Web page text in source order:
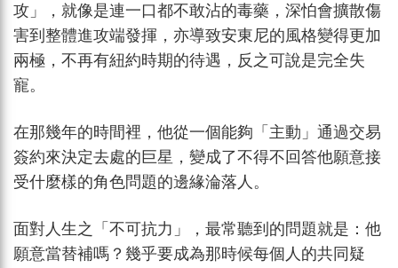
攻」，就像是連一口都不敢沾的毒藥，深怕會擴散傷
害到整體進攻端發揮，亦導致安東尼的風格變得更加
兩極，不再有紐約時期的待遇，反之可說是完全失
寵。
在那幾年的時間裡，他從一個能夠「主動」通過交易
簽約來決定去處的巨星，變成了不得不回答他願意接
受什麼樣的角色問題的邊緣淪落人。
面對人生之「不可抗力」，最常聽到的問題就是：他
願意當替補嗎？幾乎要成為那時候每個人的共同疑